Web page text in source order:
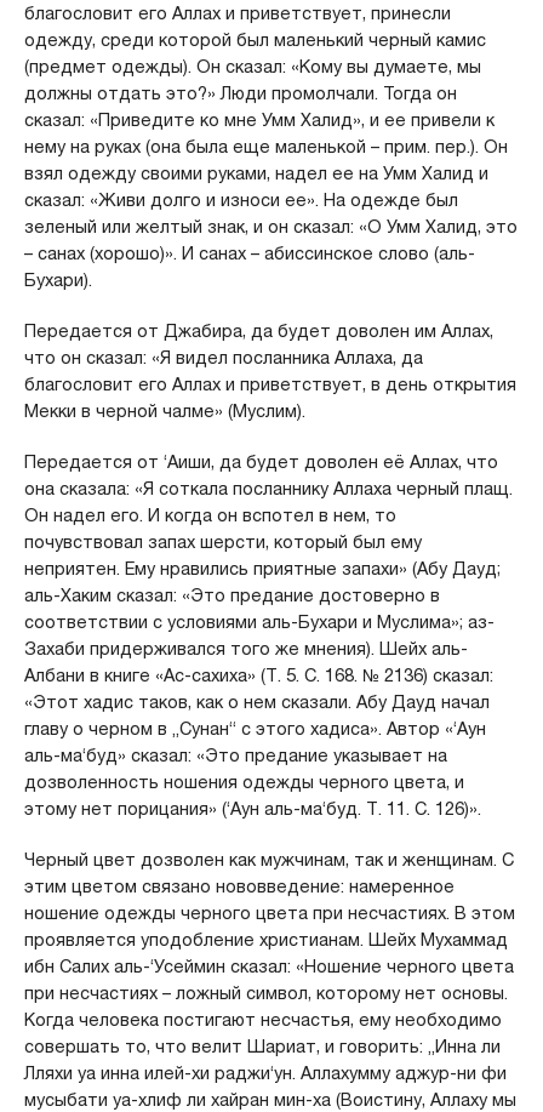
благословит его Аллах и приветствует, принесли
одежду, среди которой был маленький черный камис
(предмет одежды). Он сказал: «Кому вы думаете, мы
должны отдать это?» Люди промолчали. Тогда он
сказал: «Приведите ко мне Умм Халид», и ее привели к
нему на руках (она была еще маленькой – прим. пер.). Он
взял одежду своими руками, надел ее на Умм Халид и
сказал: «Живи долго и износи ее». На одежде был
зеленый или желтый знак, и он сказал: «O Умм Халид, это
– санах (хорошо)». И санах – абиссинское слово (аль-
Бухари).
Передается от Джабира, да будет доволен им Аллах,
что он сказал: «Я видел посланника Аллаха, да
благословит его Аллах и приветствует, в день открытия
Мекки в черной чалме» (Муслим).
Передается от ‘Аиши, да будет доволен её Аллах, что
она сказала: «Я соткала посланнику Аллаха черный плащ.
Он надел его. И когда он вспотел в нем, то
почувствовал запах шерсти, который был ему
неприятен. Ему нравились приятные запахи» (Абу Дауд;
аль-Хаким сказал: «Это предание достоверно в
соответствии с условиями аль-Бухари и Муслима»; аз-
Захаби придерживался того же мнения). Шейх аль-
Албани в книге «Ас-сахиха» (Т. 5. С. 168. № 2136) сказал:
«Этот хадис таков, как о нем сказали. Абу Дауд начал
главу о черном в „Сунан“ с этого хадиса». Автор «‘Аун
аль-ма‘буд» сказал: «Это предание указывает на
дозволенность ношения одежды черного цвета, и
этому нет порицания» (‘Аун аль-ма‘буд. Т. 11. С. 126)».
Черный цвет дозволен как мужчинам, так и женщинам. С
этим цветом связано нововведение: намеренное
ношение одежды черного цвета при несчастиях. В этом
проявляется уподобление христианам. Шейх Мухаммад
ибн Салих аль-‘Усеймин сказал: «Ношение черного цвета
при несчастиях – ложный символ, которому нет основы.
Когда человека постигают несчастья, ему необходимо
совершать то, что велит Шариат, и говорить: „Инна ли
Лляхи уа инна илей-хи раджи‘ун. Аллахумму аджур-ни фи
мусыбати уа-хлиф ли хайран мин-ха (Воистину, Аллаху мы